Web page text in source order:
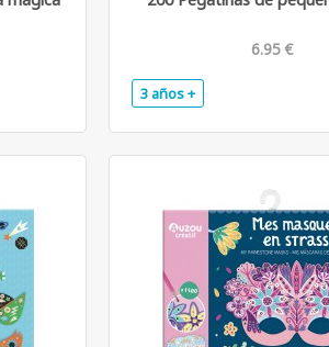
6.95 €
3 años +